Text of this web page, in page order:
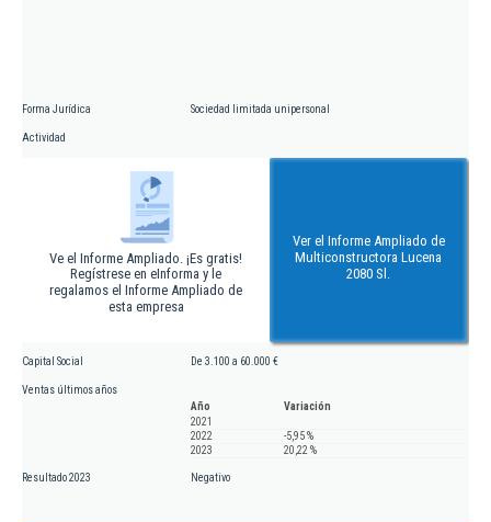
Forma Jurídica Sociedad limitada unipersonal
Actividad
Ve el Informe Ampliado. ¡Es gratis!
Regístrese en eInforma y le
regalamos el Informe Ampliado de
esta empresa
Ver el Informe Ampliado de
Multiconstructora Lucena
2080 Sl.
Capital Social De 3.100 a 60.000 €
Ventas últimos años
Año
Variación
2021
2022
-5,95 %
2023
20,22 %
Resultado 2023 Negativo